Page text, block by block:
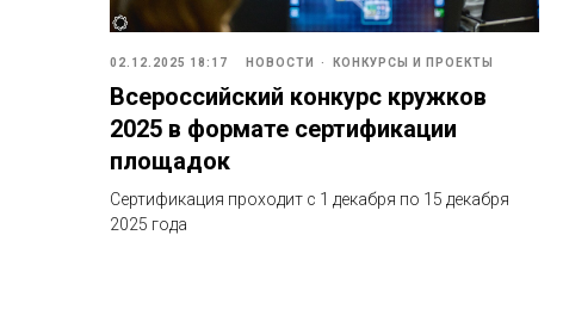
02.12.2025 18:17 НОВОСТИ КОНКУРСЫ И ПРОЕКТЫ
Всероссийский конкурс кружков
2025 в формате сертификации
площадок
Сертификация проходит с 1 декабря по 15 декабря
2025 года